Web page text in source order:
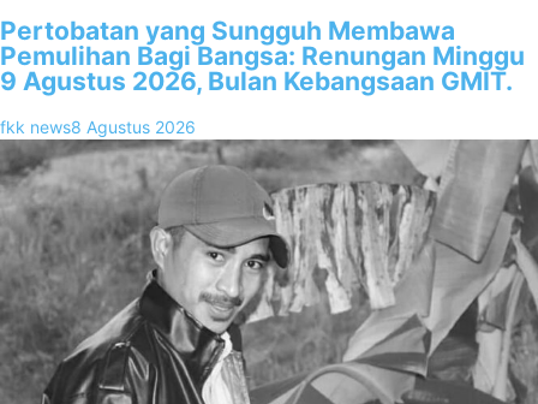
Pertobatan yang Sungguh Membawa
Pemulihan Bagi Bangsa: Renungan Minggu
9 Agustus 2026, Bulan Kebangsaan GMIT.
fkk news8 Agustus 2026